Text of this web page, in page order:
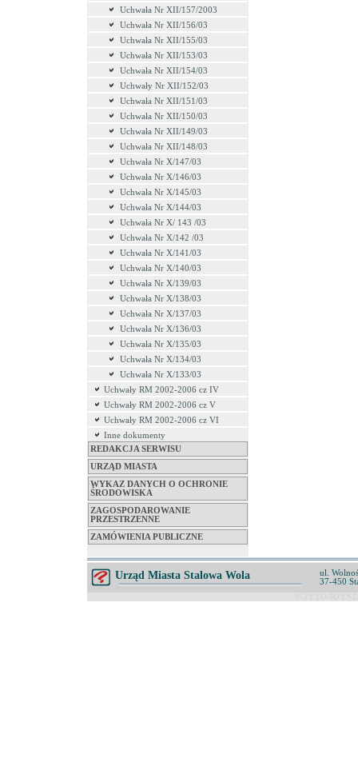
Uchwała Nr XII/157/2003
Uchwała Nr XII/156/03
Uchwała Nr XII/155/03
Uchwała Nr XII/153/03
Uchwała Nr XII/154/03
Uchwały Nr XII/152/03
Uchwała Nr XII/151/03
Uchwała Nr XII/150/03
Uchwała Nr XII/149/03
Uchwała Nr XII/148/03
Uchwała Nr X/147/03
Uchwała Nr X/146/03
Uchwała Nr X/145/03
Uchwała Nr X/144/03
Uchwała Nr X/ 143 /03
Uchwała Nr X/142 /03
Uchwała Nr X/141/03
Uchwała Nr X/140/03
Uchwała Nr X/139/03
Uchwała Nr X/138/03
Uchwała Nr X/137/03
Uchwała Nr X/136/03
Uchwała Nr X/135/03
Uchwała Nr X/134/03
Uchwała Nr X/133/03
Uchwały RM 2002-2006 cz IV
Uchwały RM 2002-2006 cz V
Uchwały RM 2002-2006 cz VI
Inne dokumenty
REDAKCJA SERWISU
URZĄD MIASTA
WYKAZ DANYCH O OCHRONIE
ŚRODOWISKA
ZAGOSPODAROWANIE
PRZESTRZENNE
ZAMÓWIENIA PUBLICZNE
Urząd Miasta Stalowa Wola
ul.
37-450